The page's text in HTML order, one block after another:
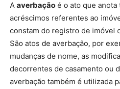
A averbação é o ato que anota
acréscimos referentes ao
constam do registro de imóvel
São atos de averbação, por
mudanças de nome, as
decorrentes de casamento ou
averbação também é utilizada